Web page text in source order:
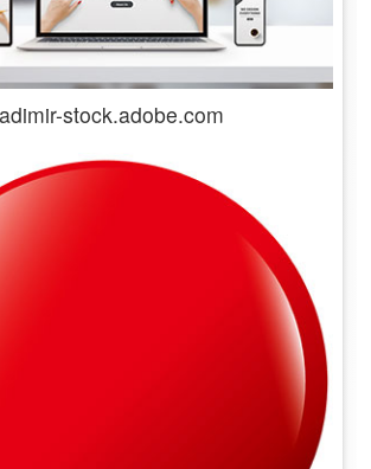
stock.adobe.com